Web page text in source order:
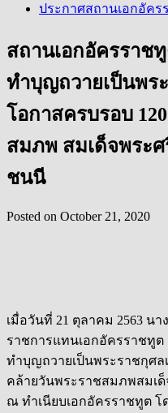
ประกาศสถานเอกอัคร
สถานเอกอัครราช
ทำบุญถวายเป็นพร
โอกาสครบรอบ
สมภพ สมเด็จพระ
ชนนี
Posted on October 21, 2020
เมื่อวันที่ 21 ตุลาคม 2563 น
ราชการแทนเอกอัครราชทู
ทำบุญถวายเป็นพระราชกุศล
คล้ายวันพระราชสมภพสมเ
ณ ทำเนียบเอกอัครราชทูต